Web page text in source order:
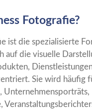
Fotografie?
ist die spezialisierte
auf die visuelle
Sie wird häufig
Unternehmensporträts,